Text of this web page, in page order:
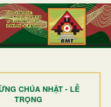
CHÚA NHẬT - LỄ
TRỌNG